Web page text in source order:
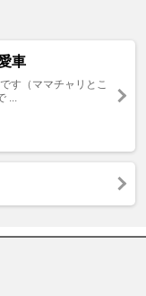
車
す（ママチャリとこ
...